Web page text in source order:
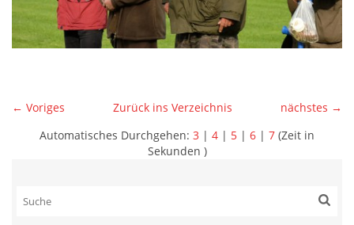
← Voriges nächstes →
Zurück ins Verzeichnis
Automatisches Durchgehen: 3 | 4 | 5 | 6 | 7 (Zeit in
Sekunden )